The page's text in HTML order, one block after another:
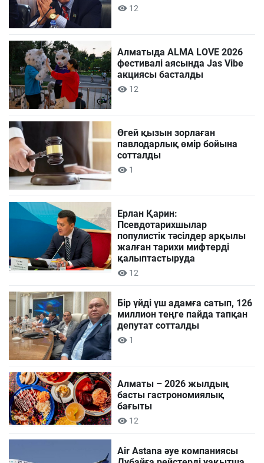
12
Алматыда ALMA LOVE 2026
фестивалі аясында Jas Vibe
акциясы басталды
12
Өгей қызын зорлаған
павлодарлық өмір бойына
сотталды
1
Ерлан Қарин:
Псевдотарихшылар
популистік тәсілдер арқылы
жалған тарихи мифтерді
қалыптастыруда
12
Бір үйді үш адамға сатып, 126
миллион теңге пайда тапқан
депутат сотталды
1
Алматы – 2026 жылдың
басты гастрономиялық
бағыты
12
Air Astana әуе компаниясы